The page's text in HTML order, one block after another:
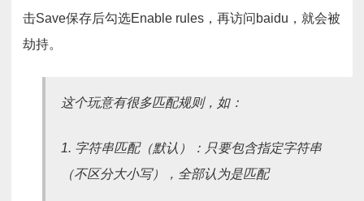
击Save保存后勾选Enable rules，再访问baidu，就会被
劫持。
这个玩意有很多匹配规则，如：
1. 字符串匹配（默认）：只要包含指定字符串
（不区分大小写），全部认为是匹配